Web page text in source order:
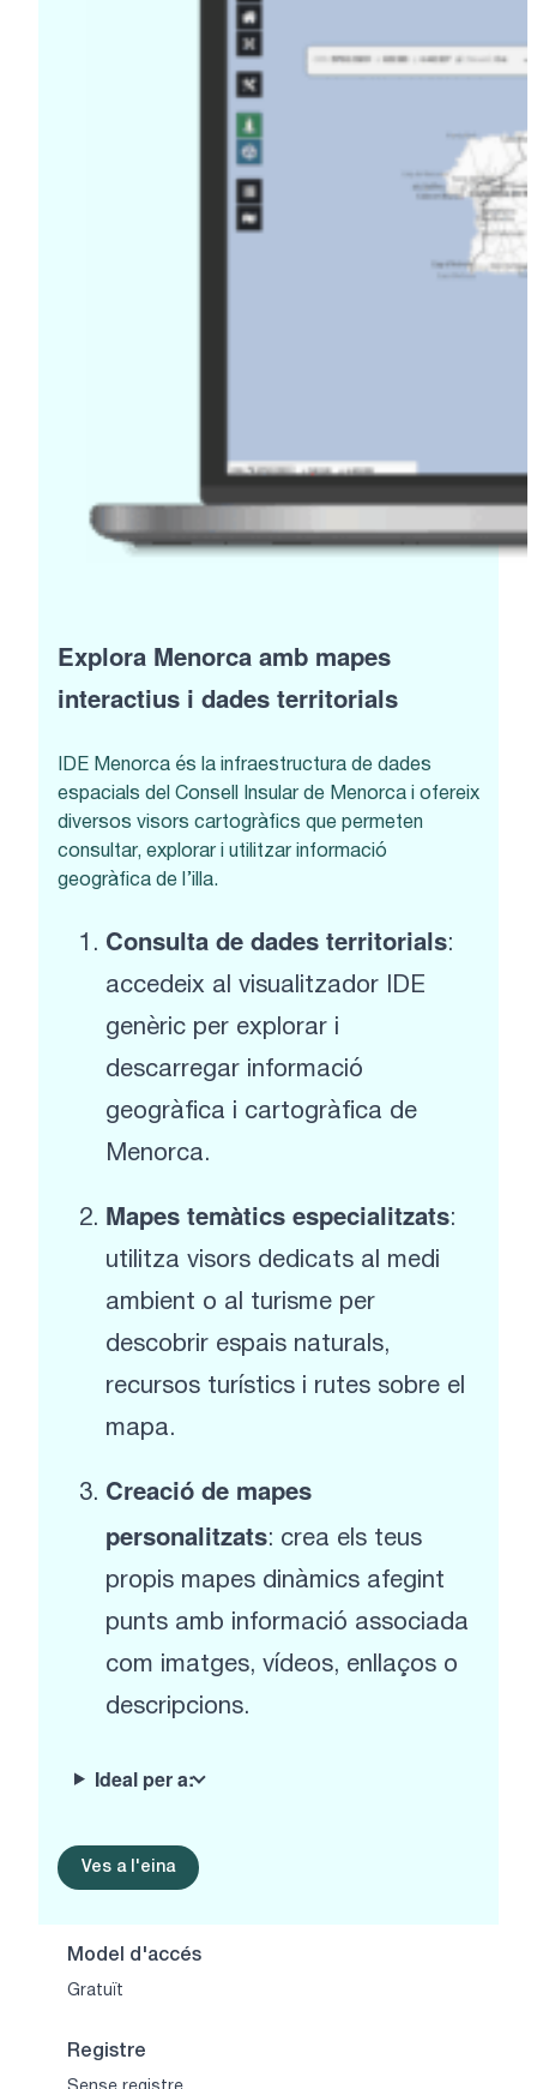
Explora Menorca amb mapes
interactius i dades territorials
IDE Menorca és la infraestructura de dades
espacials del Consell Insular de Menorca i ofereix
diversos visors cartogràfics que permeten
consultar, explorar i utilitzar informació
geogràfica de l’illa.
Consulta de dades territorials:
accedeix al visualitzador IDE
genèric per explorar i
descarregar informació
geogràfica i cartogràfica de
Menorca.
Mapes temàtics especialitzats:
utilitza visors dedicats al medi
ambient o al turisme per
descobrir espais naturals,
recursos turístics i rutes sobre el
mapa.
Creació de mapes
personalitzats: crea els teus
propis mapes dinàmics afegint
punts amb informació associada
com imatges, vídeos, enllaços o
descripcions.
Ideal per a:
Ves a l'eina
Model d'accés
Gratuït
Registre